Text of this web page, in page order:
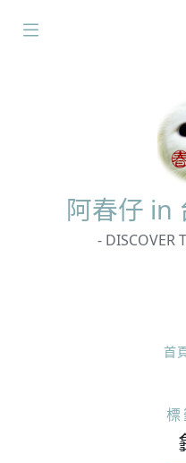
阿春仔 in
- DISCOVER
首